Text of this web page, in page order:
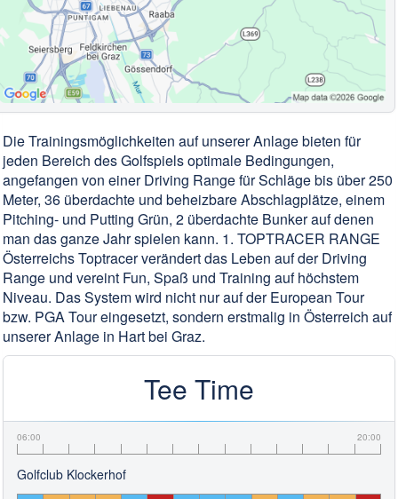
Die Trainingsmöglichkeiten auf unserer Anlage bieten für
jeden Bereich des Golfspiels optimale Bedingungen,
angefangen von einer Driving Range für Schläge bis über 250
Meter, 36 überdachte und beheizbare Abschlagplätze, einem
Pitching- und Putting Grün, 2 überdachte Bunker auf denen
man das ganze Jahr spielen kann. 1. TOPTRACER RANGE
Österreichs Toptracer verändert das Leben auf der Driving
Range und vereint Fun, Spaß und Training auf höchstem
Niveau. Das System wird nicht nur auf der European Tour
bzw. PGA Tour eingesetzt, sondern erstmalig in Österreich auf
unserer Anlage in Hart bei Graz.
Tee Time
06:00 20:00
Golfclub Klockerhof